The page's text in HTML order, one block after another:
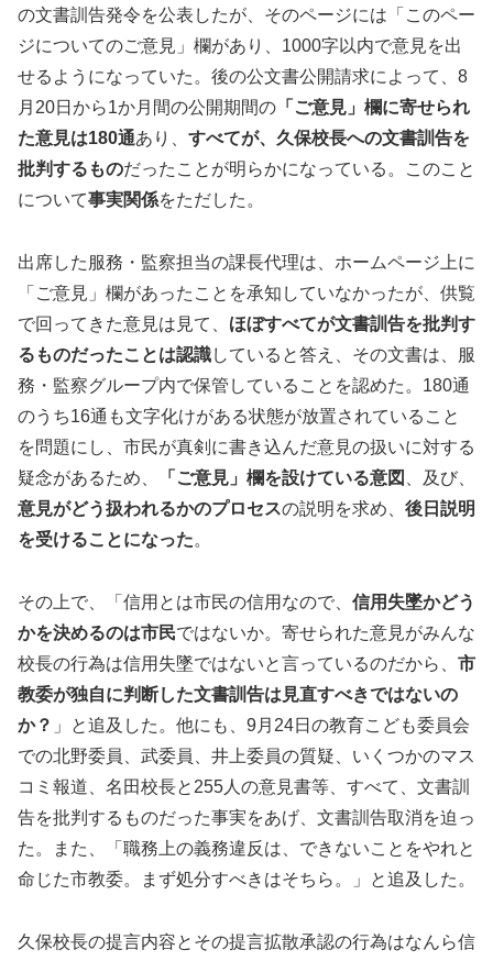
の文書訓告発令を公表したが、そのページには「このペー
ジについてのご意見」欄があり、1000字以内で意見を出
せるようになっていた。後の公文書公開請求によって、8
月20日から1か月間の公開期間の 「ご意見」欄に寄せられ
た意見は180通あり、 すべてが、久保校長への文書訓告を
批判するものだったことが明らかになっている。このこと
について事実関係をただした。
出席した服務・監察担当の課長代理は、ホームページ上に
「ご意見」欄があったことを承知していなかったが、供覧
で回ってきた意見は見て、 ほぼすべてが文書訓告を批判す
るものだったことは認識していると答え、その文書は、服
務・監察グループ内で保管していることを認めた。180通
のうち16通も文字化けがある状態が放置されていること
を問題にし、市民が真剣に書き込んだ意見の扱いに対する
疑念があるため、
「ご意見」欄を設けている意図
、及び、
意見がどう扱われるかのプロセスの説明を求め、 後日説明
を受けることになった。
その上で、「信用とは市民の信用なので、 信用失墜かどう
かを決めるのは市民ではないか。寄せられた意見がみんな
校長の行為は信用失墜ではないと言っているのだから、 市
教委が独自に判断した文書訓告は見直すべきではないの
か？ 」と追及した。他にも、9月24日の教育こども委員会
での北野委員、武委員、井上委員の質疑、いくつかのマス
コミ報道、名田校長と255人の意見書等、すべて、文書訓
告を批判するものだった事実をあげ、文書訓告取消を迫っ
た。また、「職務上の義務違反は、できないことをやれと
命じた市教委。まず処分すべきはそちら。」と追及した。
久保校長の提言内容とその提言拡散承認の行為はなんら信